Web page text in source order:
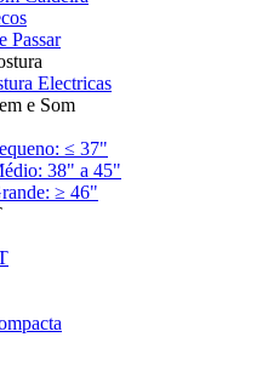
Passar
Electricas
e Som
≤ 37"
38" a 45"
≥ 46"